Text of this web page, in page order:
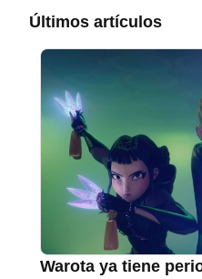
Últimos artículos
Warota ya tiene